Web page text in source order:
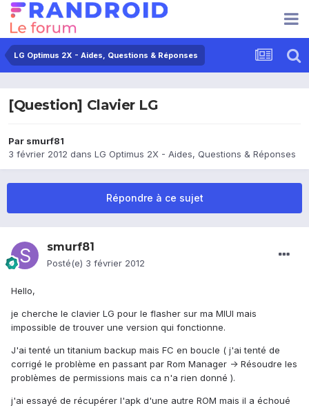
LG Optimus 2X - Aides, Questions & Réponses
[Question] Clavier LG
Par smurf81
3 février 2012 dans LG Optimus 2X - Aides, Questions & Réponses
Répondre à ce sujet
smurf81
Posté(e) 3 février 2012
Hello,
je cherche le clavier LG pour le flasher sur ma MIUI mais
impossible de trouver une version qui fonctionne.
J'ai tenté un titanium backup mais FC en boucle ( j'ai tenté de
corrigé le problème en passant par Rom Manager -> Résoudre les
problèmes de permissions mais ca n'a rien donné ).
j'ai essayé de récupérer l'apk d'une autre ROM mais il a échoué